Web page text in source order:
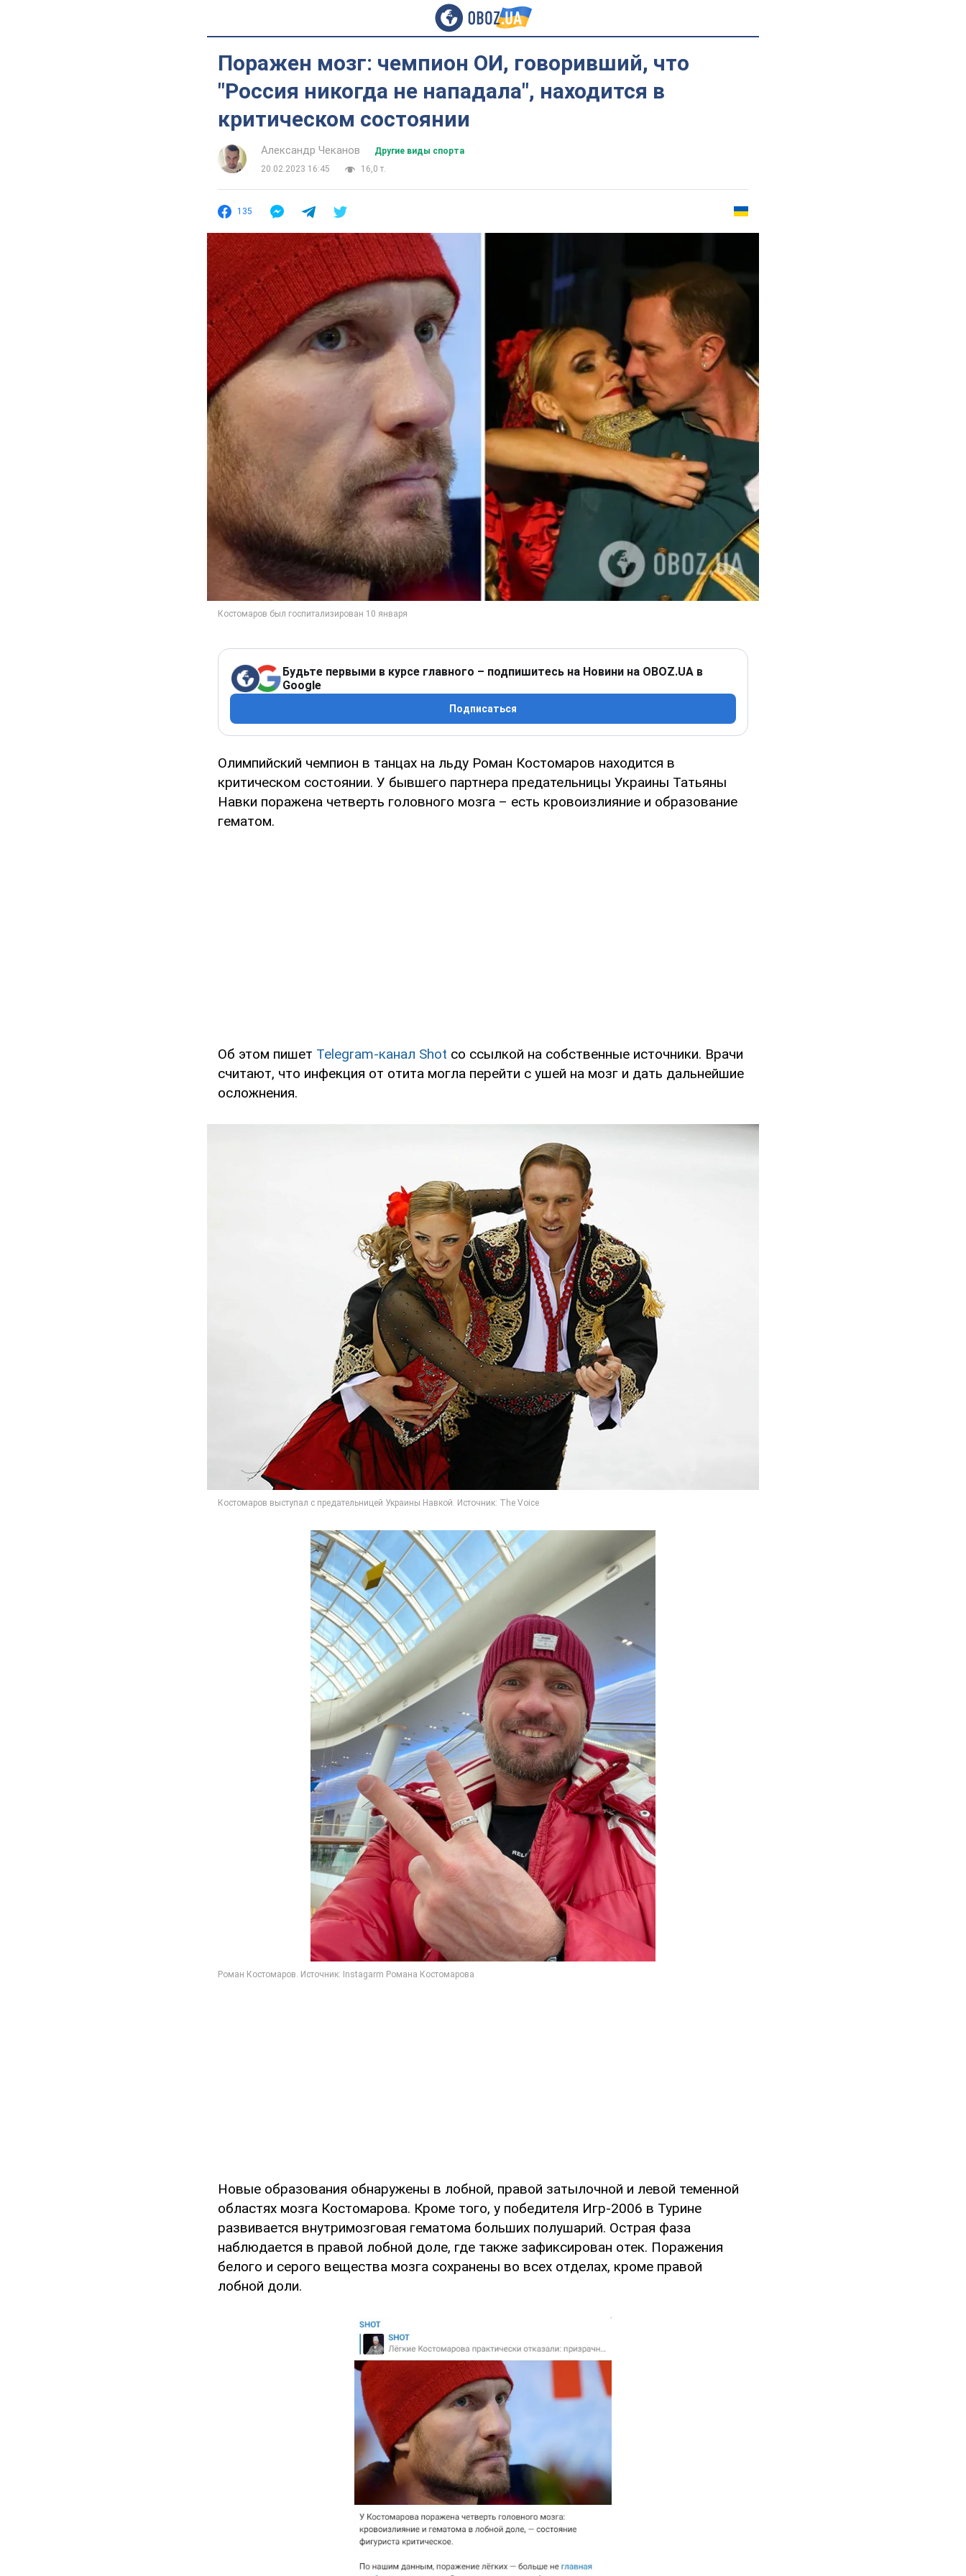
Поражен мозг: чемпион ОИ, говоривший, что
"Россия никогда не нападала", находится в
критическом состоянии
Александр Чеканов
Другие виды спорта
20.02.2023 16:45
16,0 т.
135
Будьте первыми в курсе главного – подпишитесь на Новини на OBOZ.UA в
Google
Подписаться
Олимпийский чемпион в танцах на льду Роман Костомаров находится в
критическом состоянии. У бывшего партнера предательницы Украины Татьяны
Навки поражена четверть головного мозга – есть кровоизлияние и образование
гематом.
Об этом пишет Telegram-канал Shot со ссылкой на собственные источники. Врачи
считают, что инфекция от отита могла перейти с ушей на мозг и дать дальнейшие
осложнения.
Новые образования обнаружены в лобной, правой затылочной и левой теменной
областях мозга Костомарова. Кроме того, у победителя Игр-2006 в Турине
развивается внутримозговая гематома больших полушарий. Острая фаза
наблюдается в правой лобной доле, где также зафиксирован отек. Поражения
белого и серого вещества мозга сохранены во всех отделах, кроме правой
лобной доли.